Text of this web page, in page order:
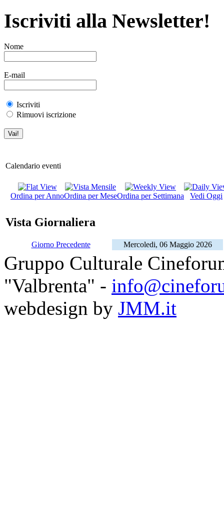
Iscriviti alla Newsletter!
Nome
E-mail
Iscriviti
Rimuovi iscrizione
Calendario eventi
Ordina per AnnoOrdina per MeseOrdina per Settimana Vedi Oggi
Vista Giornaliera
Giorno Precedente Mercoledi, 06 Maggio 2026
Gruppo Culturale
"Valbrenta" -
webdesign by JMM.it